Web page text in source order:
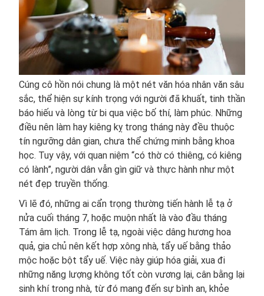
Cúng cô hồn nói chung là một nét văn hóa nhân văn sâu
sắc, thể hiện sự kính trọng với người đã khuất, tinh thần
báo hiếu và lòng từ bi qua việc bố thí, làm phúc. Những
điều nên làm hay kiêng kỵ trong tháng này đều thuộc
tín ngưỡng dân gian, chưa thể chứng minh bằng khoa
học. Tuy vậy, với quan niệm “có thờ có thiêng, có kiêng
có lành”, người dân vẫn gìn giữ và thực hành như một
nét đẹp truyền thống.
Vì lẽ đó, những ai cẩn trọng thường tiến hành lễ tạ ở
nửa cuối tháng 7, hoặc muộn nhất là vào đầu tháng
Tám âm lịch. Trong lễ tạ, ngoài việc dâng hương hoa
quả, gia chủ nên kết hợp xông nhà, tẩy uế bằng thảo
mộc hoặc bột tẩy uế. Việc này giúp hóa giải, xua đi
những năng lượng không tốt còn vương lại, cân bằng lại
sinh khí trong nhà, từ đó mang đến sự bình an, khỏe